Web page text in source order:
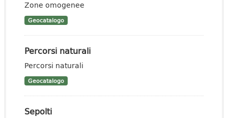
Zone omogenee
Geocatalogo
Percorsi naturali
Percorsi naturali
Geocatalogo
Sepolti